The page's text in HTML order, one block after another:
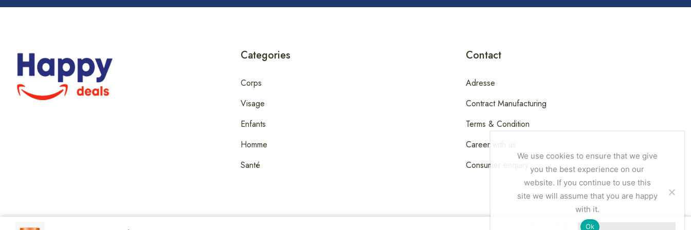
Categories
Corps
Visage
Enfants
Homme
Santé
Contact
Adresse
Contract Manufacturing
Terms & Condition
Career with us
Consumer enquiry
We use cookies to ensure that we give
you the best experience on our
website. If you continue to use this
site we will assume that you are happy
with it.
Ok